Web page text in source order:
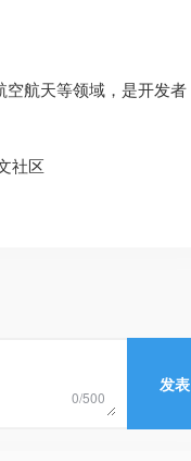
航天等领域，是开发者
社区
0/500
发表